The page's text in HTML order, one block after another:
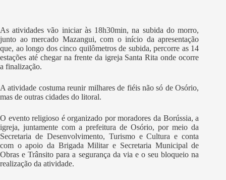
As atividades vão iniciar às 18h30min, na subida do morro,
junto ao mercado Mazangui, com o início da apresentação
que, ao longo dos cinco quilômetros de subida, percorre as 14
estações até chegar na frente da igreja Santa Rita onde ocorre
a finalização.
A atividade costuma reunir milhares de fiéis não só de Osório,
mas de outras cidades do litoral.
O evento religioso é organizado por moradores da Borússia, a
igreja, juntamente com a prefeitura de Osório, por meio da
Secretaria de Desenvolvimento, Turismo e Cultura e conta
com o apoio da Brigada Militar e Secretaria Municipal de
Obras e Trânsito para a segurança da via e o seu bloqueio na
realização da atividade.